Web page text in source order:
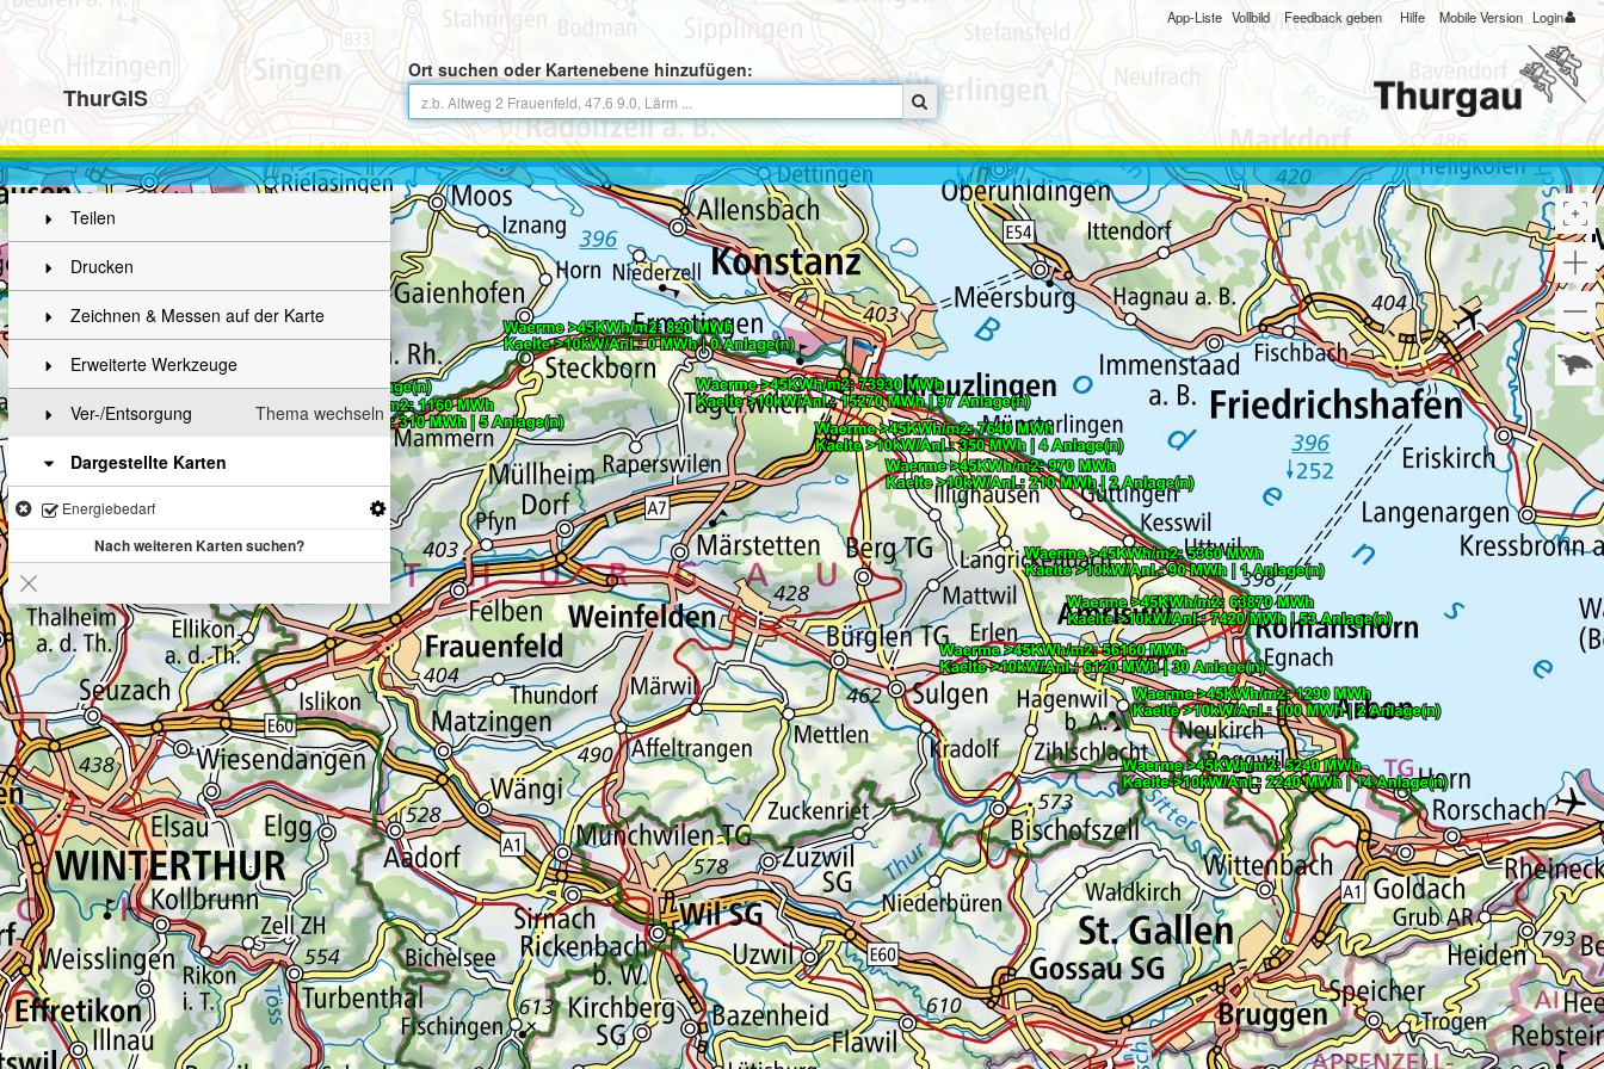
ThurGIS
Ort suchen oder Kartenebene hinzufügen:
App-Liste Vollbild Feedback geben Hilfe Mobile Version Login
Teilen
Drucken
Zeichnen & Messen auf der Karte
Erweiterte Werkzeuge
Thema wechseln
Ver-/Entsorgung
Dargestellte Karten
Energiebedarf
Nach weiteren Karten suchen?